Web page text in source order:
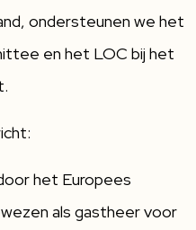
ondersteunen we het
en het LOC bij het
het Europees
als gastheer voor